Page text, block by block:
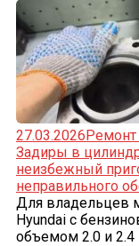
27.03.2026Ремонт
Задиры в
неизбежный
неправильного
Для владельцев
Hyundai с
объемом 2.0 и 2.4